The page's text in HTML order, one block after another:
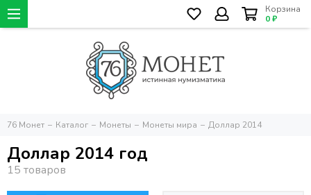
Корзина
0 ₽
76 Монет Каталог Монеты Монеты мира Доллар 2014
Доллар 2014 год